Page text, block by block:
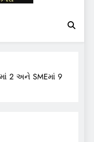
GUJARAT
2 અને SMEમાં 9